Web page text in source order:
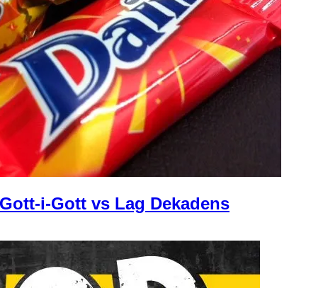
i-Gott vs Lag Dekadens